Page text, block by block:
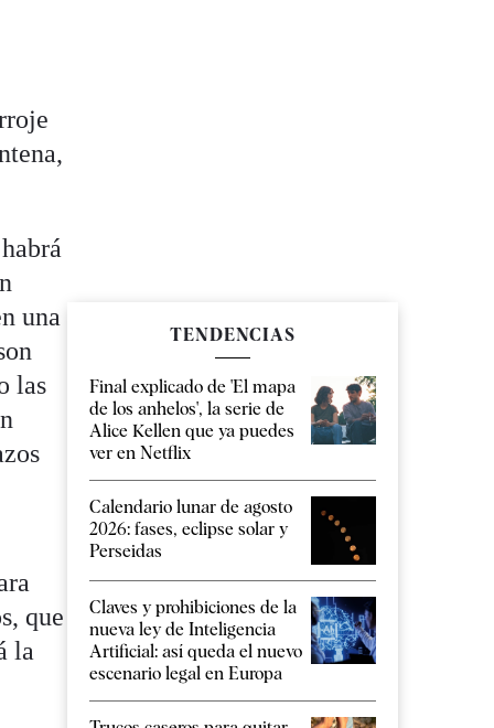
una
las
que
la
TENDENCIAS
Final explicado de 'El mapa
de los anhelos', la serie de
Alice Kellen que ya puedes
ver en Netflix
Calendario lunar de agosto
2026: fases, eclipse solar y
Perseidas
Claves y prohibiciones de la
nueva ley de Inteligencia
Artificial: así queda el nuevo
escenario legal en Europa